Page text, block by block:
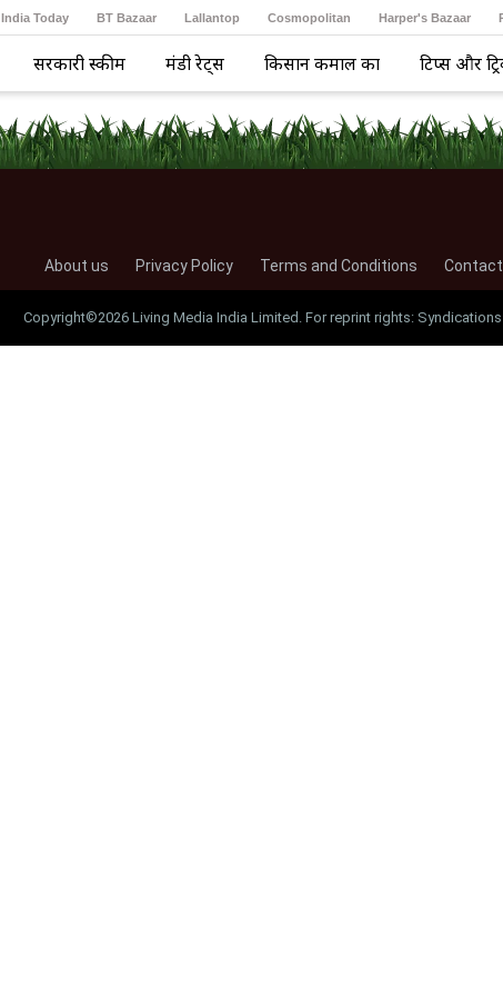
India Today BT Bazaar Lallantop Cosmopolitan Harper's Bazaar
सरकारी स्कीम मंडी रेट्स किसान कमाल का टिप्स और
About us Privacy Policy Terms and Conditions
Copyright©2026 Living Media India Limited. For reprint rights: